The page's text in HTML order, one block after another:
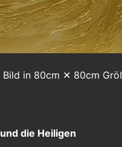
in 80cm ✕ 80cm
die Heiligen